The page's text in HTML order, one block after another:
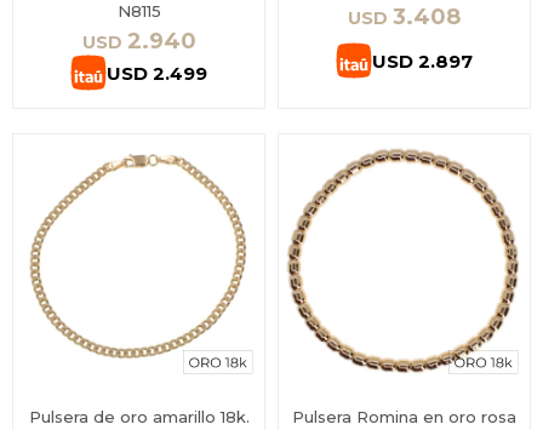
N8115
USD 2.940
USD 2.499
USD 3.408
USD 2.897
Pulsera de oro amarillo 18k.
Pulsera Romina en oro rosa